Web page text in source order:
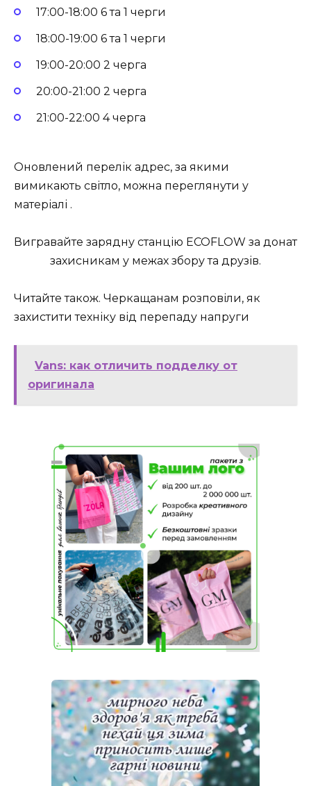
17:00-18:00 6 та 1 черги
18:00-19:00 6 та 1 черги
19:00-20:00 2 черга
20:00-21:00 2 черга
21:00-22:00 4 черга
Оновлений перелік адрес, за якими
вимикають світло, можна переглянути у
матеріалі .
Вигравайте зарядну станцію ECOFLOW за донат
захисникам у межах збору та друзів.
Читайте також. Черкащанам розповіли, як
захистити техніку від перепаду напруги
Vans: как отличить подделку от
оригинала